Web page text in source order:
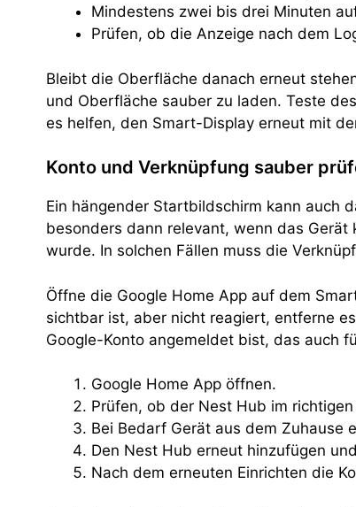
Mindestens zwei bis drei Minuten
Prüfen, ob die Anzeige nach dem
Bleibt die Oberfläche danach erneut
und Oberfläche sauber zu laden. Teste
es helfen, den Smart-Display erneut mit
Konto und Verknüpfung sauber
Ein hängender Startbildschirm kann auch
besonders dann relevant, wenn das
wurde. In solchen Fällen muss die
Öffne die Google Home App auf dem
sichtbar ist, aber nicht reagiert, entferne
Google-Konto angemeldet bist, das auch
Google Home App öffnen.
Prüfen, ob der Nest Hub im
Bei Bedarf Gerät aus dem Zuhause
Den Nest Hub erneut hinzufügen
Nach dem erneuten Einrichten die